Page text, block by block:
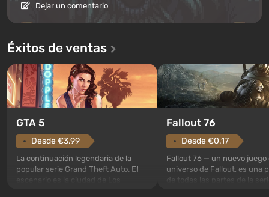
Dejar un comentario
Éxitos de ventas
GTA 5
Desde €3.99
La continuación legendaria de la
popular serie Grand Theft Auto. El
escenario es la ciudad de Los
Fallout 76
Desde €0.17
Fallout 76 — un nuevo juego
universo de Fallout, es una
de todas las partes de la